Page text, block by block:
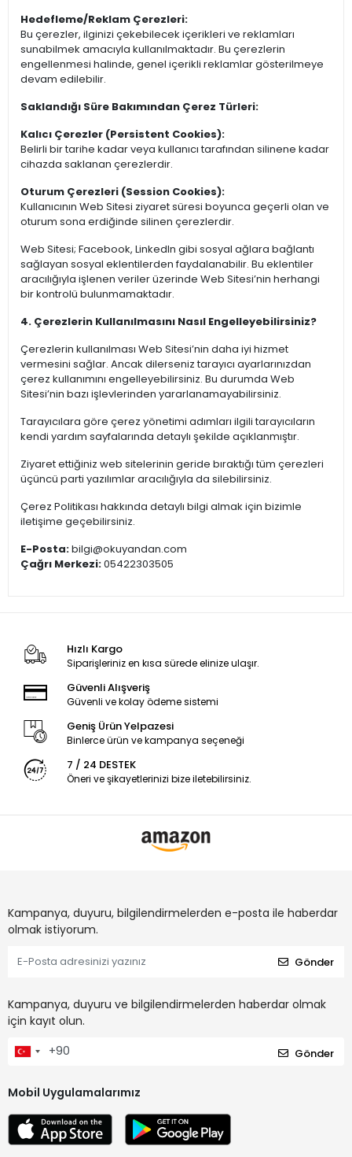
Hedefleme/Reklam Çerezleri:
Bu çerezler, ilginizi çekebilecek içerikleri ve reklamları
sunabilmek amacıyla kullanılmaktadır. Bu çerezlerin
engellenmesi halinde, genel içerikli reklamlar gösterilmeye
devam edilebilir.
Saklandığı Süre Bakımından Çerez Türleri:
Kalıcı Çerezler (Persistent Cookies):
Belirli bir tarihe kadar veya kullanıcı tarafından silinene kadar
cihazda saklanan çerezlerdir.
Oturum Çerezleri (Session Cookies):
Kullanıcının Web Sitesi ziyaret süresi boyunca geçerli olan ve
oturum sona erdiğinde silinen çerezlerdir.
Web Sitesi; Facebook, LinkedIn gibi sosyal ağlara bağlantı
sağlayan sosyal eklentilerden faydalanabilir. Bu eklentiler
aracılığıyla işlenen veriler üzerinde Web Sitesi’nin herhangi
bir kontrolü bulunmamaktadır.
4. Çerezlerin Kullanılmasını Nasıl Engelleyebilirsiniz?
Çerezlerin kullanılması Web Sitesi’nin daha iyi hizmet
vermesini sağlar. Ancak dilerseniz tarayıcı ayarlarınızdan
çerez kullanımını engelleyebilirsiniz. Bu durumda Web
Sitesi’nin bazı işlevlerinden yararlanamayabilirsiniz.
Tarayıcılara göre çerez yönetimi adımları ilgili tarayıcıların
kendi yardım sayfalarında detaylı şekilde açıklanmıştır.
Ziyaret ettiğiniz web sitelerinin geride bıraktığı tüm çerezleri
üçüncü parti yazılımlar aracılığıyla da silebilirsiniz.
Çerez Politikası hakkında detaylı bilgi almak için bizimle
iletişime geçebilirsiniz.
E-Posta:bilgi@okuyandan.com
Çağrı Merkezi:05422303505
Hızlı Kargo
Siparişleriniz en kısa sürede elinize ulaşır.
Güvenli Alışveriş
Güvenli ve kolay ödeme sistemi
Geniş Ürün Yelpazesi
Binlerce ürün ve kampanya seçeneği
7 / 24 DESTEK
Öneri ve şikayetlerinizi bize iletebilirsiniz.
Kampanya, duyuru, bilgilendirmelerden e-posta ile haberdar
olmak istiyorum.
Gönder
Kampanya, duyuru ve bilgilendirmelerden haberdar olmak
için kayıt olun.
Gönder
Mobil Uygulamalarımız